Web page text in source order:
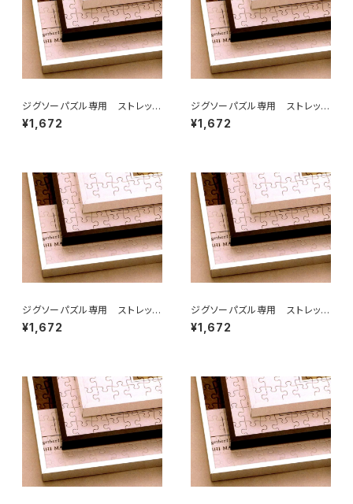
ジグソーパズル専用 ストレッチ
ライン 250×340ミリ （2)
¥1,672
ジグソーパズル専用 ストレッチ
ライン 250×350ミリ （2T)
¥1,672
ジグソーパズル専用 ストレッチ
ライン 252×324ミリ （2ア）
¥1,672
ジグソーパズル専用 ストレッチ
ライン 215×300ミリ （2ロ)
¥1,672